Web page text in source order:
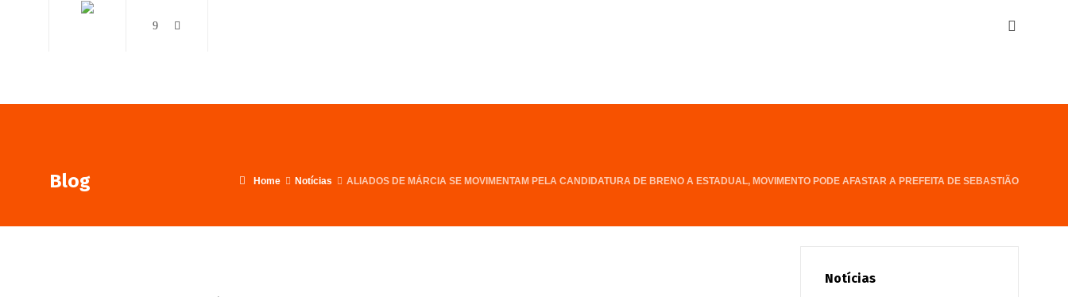
Blog Home Notícias ALIADOS DE MÁRCIA SE MOVIMENTAM PELA CANDIDATURA DE BRENO A ESTADUAL, MOVIMENTO PODE AFASTAR A PREFEITA DE SEBASTIÃO
Notícias